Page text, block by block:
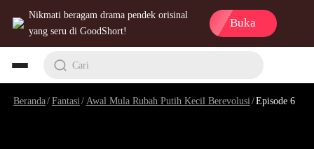
Nikmati beragam drama pendek orisinal
yang seru di GoodShort!
Buka
Cari
Beranda/Fantasi / Awal Mula Rubah Putih Kecil Berevolusi/Episode 6